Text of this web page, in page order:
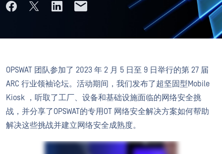
OPSWAT 团队参加了 2023 年 2 月 5 日至 9 日举行的第 27 届
ARC 行业领袖论坛。活动期间，我们发布了超坚固型Mobile
Kiosk ，听取了工厂、设备和基础设施面临的网络安全挑
战，并分享了OPSWAT的专用OT 网络安全解决方案如何帮助
解决这些挑战并建立网络安全成熟度。